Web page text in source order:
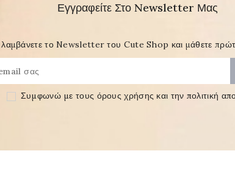
Εγγραφείτε Στο Newsletter Μας
το Newsletter του Cute Shop και μάθετε
Συμφωνώ με τους όρους χρήσης και την πολιτική